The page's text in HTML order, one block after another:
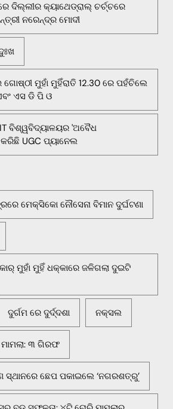
ଦିଲ୍ଲୀର କ୍ୟାଥେଡ୍ରାଲ୍ ଚର୍ଚ୍ଚରେ
ନରେନ୍ଦ୍ର ମୋଦୀ
ଗୋଷ୍ଠୀ ମୁହାଁ ମୁହିଁରାତି 12.30 ରେ ପହଁଚିଲେ
ଏସ ଡି ପି ଓ
ବିଶ୍ୱବିଦ୍ୟାଳୟର 'ଅବୈଧ
କରିଛି UGC ପ୍ୟାନେଲ
ମେକ୍ସିକୋ ନୌସେନା ବିମାନ ଦୁର୍ଘଟଣା
ମୁହାଁ ମୁହିଁ ଧକ୍କାରେ ଜଳିଗଲା ଦୁଇଟି
ଦୁର୍ଗମ ରେ ଦୁର୍ଦ୍ଦଶା ନକ୍ସଲ
୩ ଗିରଫ
ସ୍ଥାନରେ ଛେପ ପକାଇଲେ ‘ନଗରଶତ୍ରୁ’